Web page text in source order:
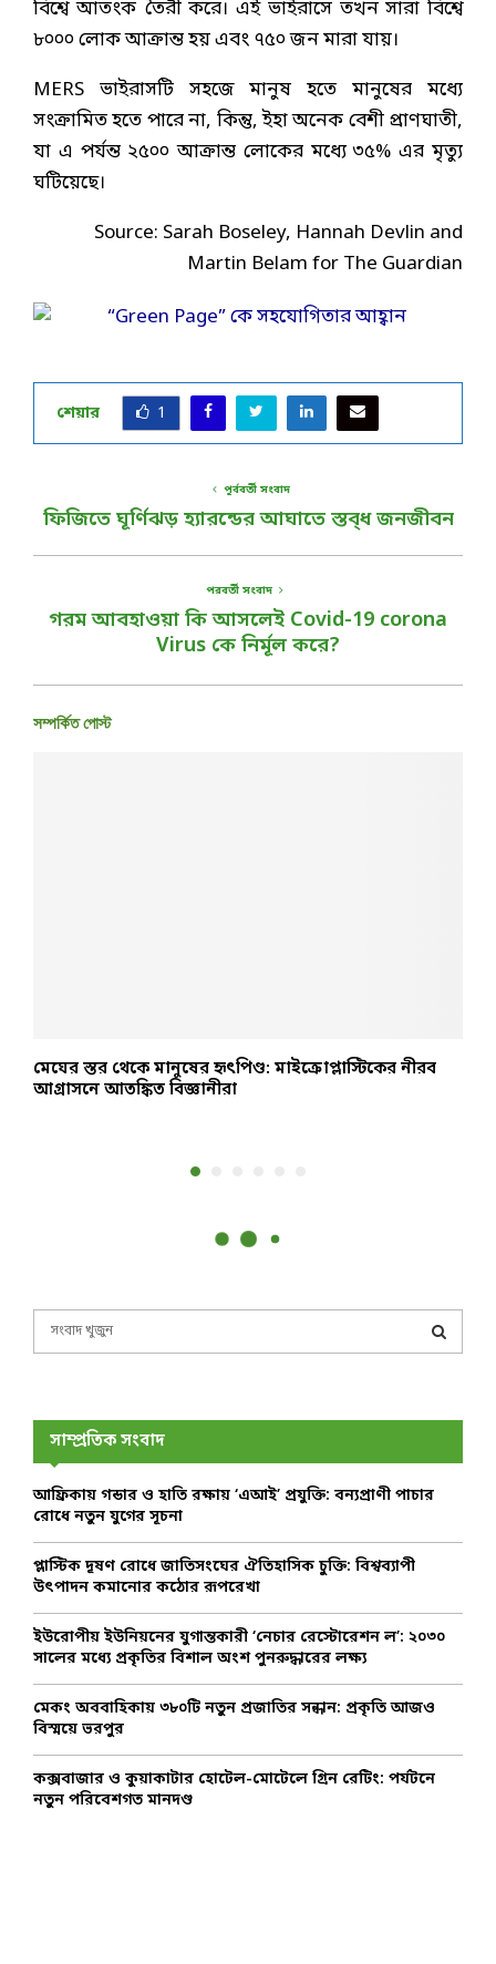
বিশ্বে আতংক তৈরী করে। এই ভাইরাসে তখন সারা বিশ্বে
৮০০০ লোক আক্রান্ত হয় এবং ৭৫০ জন মারা যায়।
MERS ভাইরাসটি সহজে মানুষ হতে মানুষের মধ্যে
সংক্রামিত হতে পারে না, কিন্তু, ইহা অনেক বেশী প্রাণঘাতী,
যা এ পর্যন্ত ২৫০০ আক্রান্ত লোকের মধ্যে ৩৫% এর মৃত্যু
ঘটিয়েছে।
Source: Sarah Boseley, Hannah Devlin and
Martin Belam for The Guardian
শেয়ার 1
পূর্ববর্তী সংবাদ
ফিজিতে ঘূর্ণিঝড় হ্যারন্ডের আঘাতে স্তব্ধ জনজীবন
পরবর্তী সংবাদ
গরম আবহাওয়া কি আসলেই Covid-19 corona
Virus কে নির্মূল করে?
সম্পর্কিত পোস্ট
মেঘের স্তর থেকে মানুষের হৃৎপিণ্ড: মাইক্রোপ্লাস্টিকের নীরব
আগ্রাসনে আতঙ্কিত বিজ্ঞানীরা
f
r
E
A
সাম্প্রতিক সংবাদ
আফ্রিকায় গন্ডার ও হাতি রক্ষায় ‘এআই’ প্রযুক্তি: বন্যপ্রাণী পাচার
রোধে নতুন যুগের সূচনা
প্লাস্টিক দূষণ রোধে জাতিসংঘের ঐতিহাসিক চুক্তি: বিশ্বব্যাপী
উৎপাদন কমানোর কঠোর রূপরেখা
ইউরোপীয় ইউনিয়নের যুগান্তকারী ‘নেচার রেস্টোরেশন ল’: ২০৩০
সালের মধ্যে প্রকৃতির বিশাল অংশ পুনরুদ্ধারের লক্ষ্য
মেকং অববাহিকায় ৩৮০টি নতুন প্রজাতির সন্ধান: প্রকৃতি আজও
বিস্ময়ে ভরপুর
কক্সবাজার ও কুয়াকাটার হোটেল-মোটেলে গ্রিন রেটিং: পর্যটনে
নতুন পরিবেশগত মানদণ্ড